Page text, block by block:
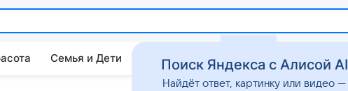
Семья и Дети Дом Гороскопы Стиль жизни
Поиск Яндекса с Алисой AI
Найдёт ответ, картинку или видео —